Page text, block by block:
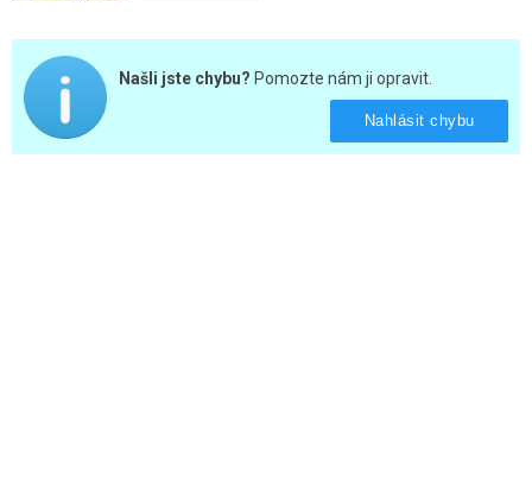
Našli jste chybu? Pomozte nám ji opravit.
Nahlásit chybu